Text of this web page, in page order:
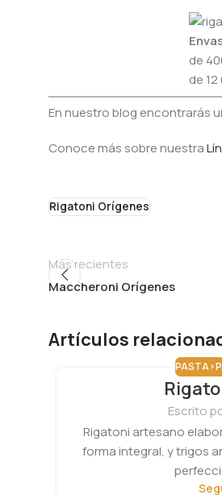
de
de
En nuestro blog encontrarás
Conoce más sobre nuestra
Rigatoni Orígenes
Más recientes
Maccheroni Orígenes​
Artículos
Escrito
Rigatoni artesano
forma integral, y trigos